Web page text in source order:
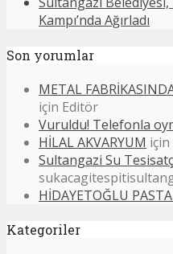
Kampı’nda Ağırladı
Son yorumlar
METAL
için Editör
Vuruldu! Telefonla
HİLAL AKVARYUM için
Sultangazi Su
HİDAYETOĞLU
Kategoriler